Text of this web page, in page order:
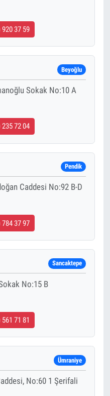
37 59
Beyoğlu
Sokak No:10 A
72 04
Pendik
Caddesi No:92 B-D
37 97
Sancaktepe
No:15 B
71 81
Ümraniye
No:60 1 Şerifali